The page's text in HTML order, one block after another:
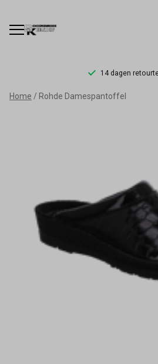
14 dagen
Rohde
Kerkhof
Home Rohde Damespantoffel